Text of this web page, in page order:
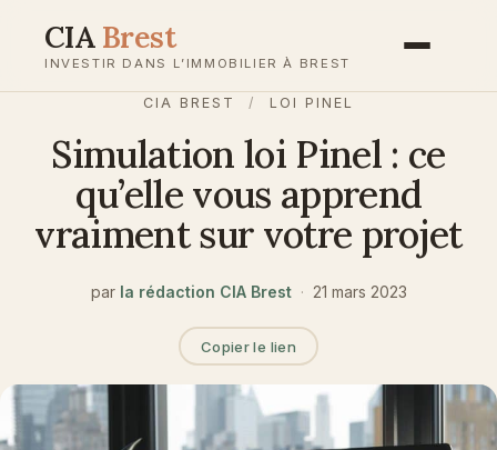
CIA Brest
INVESTIR DANS L’IMMOBILIER À BREST
CIA BREST / LOI PINEL
Simulation loi Pinel : ce
qu’elle vous apprend
vraiment sur votre projet
par la rédaction CIA Brest · 21 mars 2023
Copier le lien